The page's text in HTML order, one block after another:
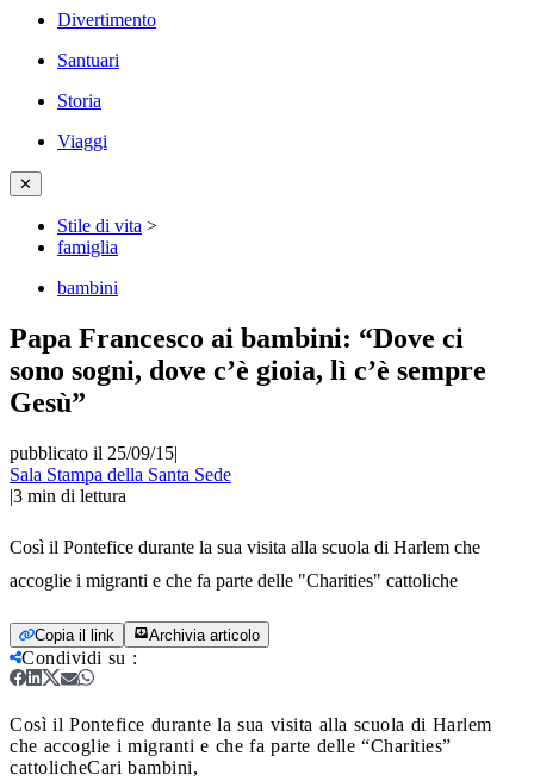
Divertimento
Santuari
Storia
Viaggi
✕
Stile di vita >
famiglia
bambini
Papa Francesco ai bambini: “Dove ci
sono sogni, dove c’è gioia, lì c’è sempre
Gesù”
pubblicato il 25/09/15|
Sala Stampa della Santa Sede
|3 min di lettura
Così il Pontefice durante la sua visita alla scuola di Harlem che
accoglie i migranti e che fa parte delle "Charities" cattoliche
Copia il link Archivia articolo
Condividi su :
Così il Pontefice durante la sua visita alla scuola di Harlem
che accoglie i migranti e che fa parte delle “Charities”
cattolicheCari bambini,